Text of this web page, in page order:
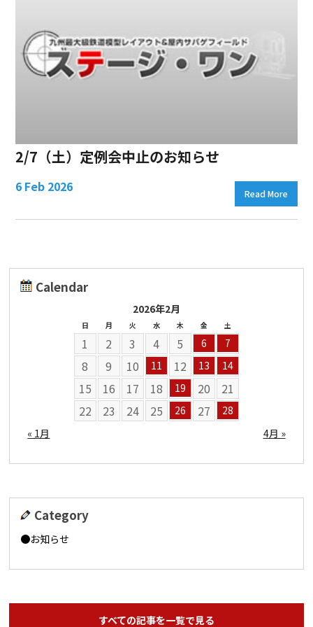
2/7（土）定例会中止のお知らせ
6 Feb 2026 Read More
Calendar
2026年2月
日 月 火 水 木 金 土
1 2 3 4 5 6 7
8 9 10 11 12 13 14
15 16 17 18 19 20
21
22
23 24 25 26 27
28
« 1月
4月 »
Category
お知らせ
すべての記事を一覧で見る